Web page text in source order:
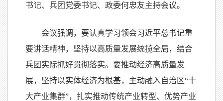
书记、兵团党委书记、政委何忠友主持会议。
会议强调，要认真学习领会习近平总书记重
要讲话精神，坚持以高质量发展统揽全局，结合
兵团实际抓好贯彻落实。要推动经济高质量发
展，坚持以实体经济为根基，主动融入自治区“十
大产业集群”，扎实推动传统产业转型、优势产业